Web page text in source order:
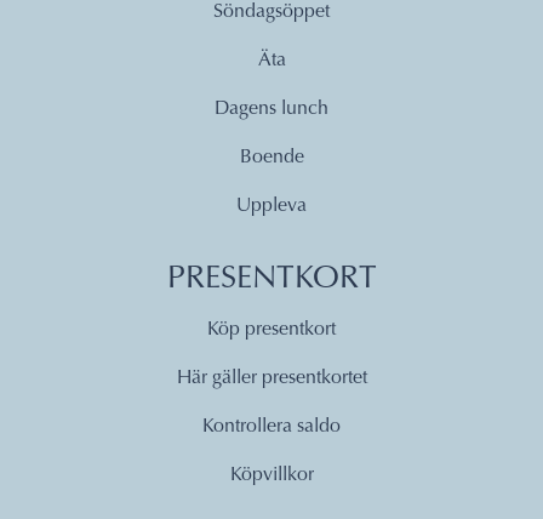
Söndagsöppet
Äta
Dagens lunch
Boende
Uppleva
PRESENTKORT
Köp presentkort
Här gäller presentkortet
Kontrollera saldo
Köpvillkor